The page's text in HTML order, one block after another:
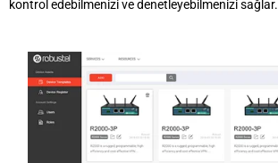
kontrol edebilmenizi ve denetleyebilmenizi sağlar.